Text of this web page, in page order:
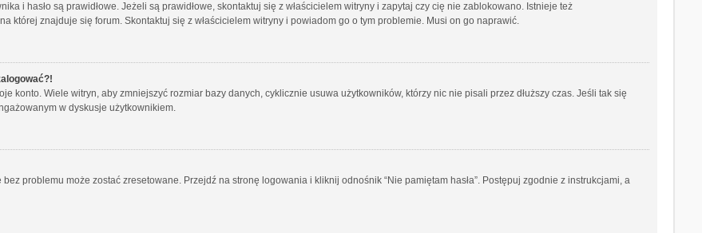
i hasło są prawidłowe. Jeżeli są prawidłowe, skontaktuj się z właścicielem witryny i zapytaj czy cię nie zablokowano. Istnieje też
której znajduje się forum. Skontaktuj się z właścicielem witryny i powiadom go o tym problemie. Musi on go naprawić.
konto. Wiele witryn, aby zmniejszyć rozmiar bazy danych, cyklicznie usuwa użytkowników, którzy nic nie pisali przez dłuższy czas. Jeśli tak się
w dyskusje użytkownikiem.
problemu może zostać zresetowane. Przejdź na stronę logowania i kliknij odnośnik “Nie pamiętam hasła”. Postępuj zgodnie z instrukcjami, a